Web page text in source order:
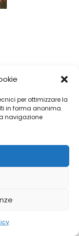
per ottimizzare la
in forma anonima.
navigazione